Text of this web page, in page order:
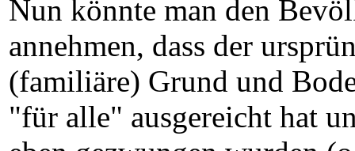
Nun könnte man den
annehmen, dass der
(familiäre) Grund und
"für alle" ausgereicht hat